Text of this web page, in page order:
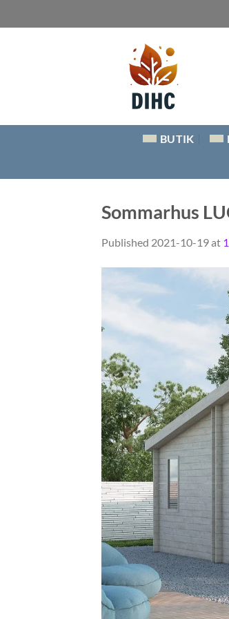
to
BUTIK
Sommarhus
Published 2021-10-19at